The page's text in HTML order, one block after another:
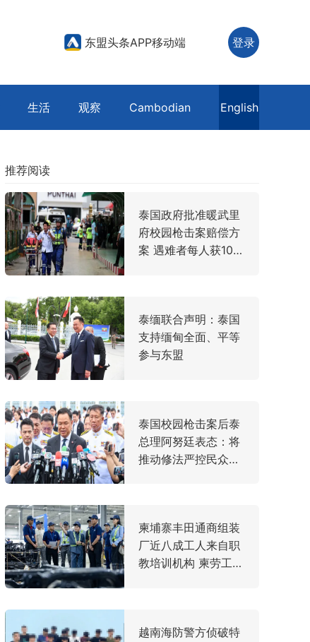
东盟头条APP移动端 登录
生活 观察 Cambodian English
推荐阅读
泰国政府批准暖武里
府校园枪击案赔偿方
案 遇难者每人获100
泰缅联合声明：泰国
支持缅甸全面、平等
参与东盟
泰国校园枪击案后泰
总理阿努廷表态：将
推动修法严控民众携
柬埔寨丰田通商组装
厂近八成工人来自职
教培训机构 柬劳工大
越南海防警方侦破特